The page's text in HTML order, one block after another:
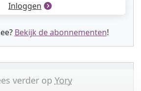
Inloggen
Bekijk de abonnementen!
verder op Yory